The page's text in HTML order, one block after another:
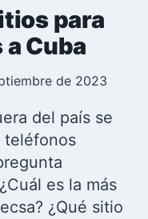
para
Cuba
de 2023
del país se
teléfonos
es la más
¿Qué sitio